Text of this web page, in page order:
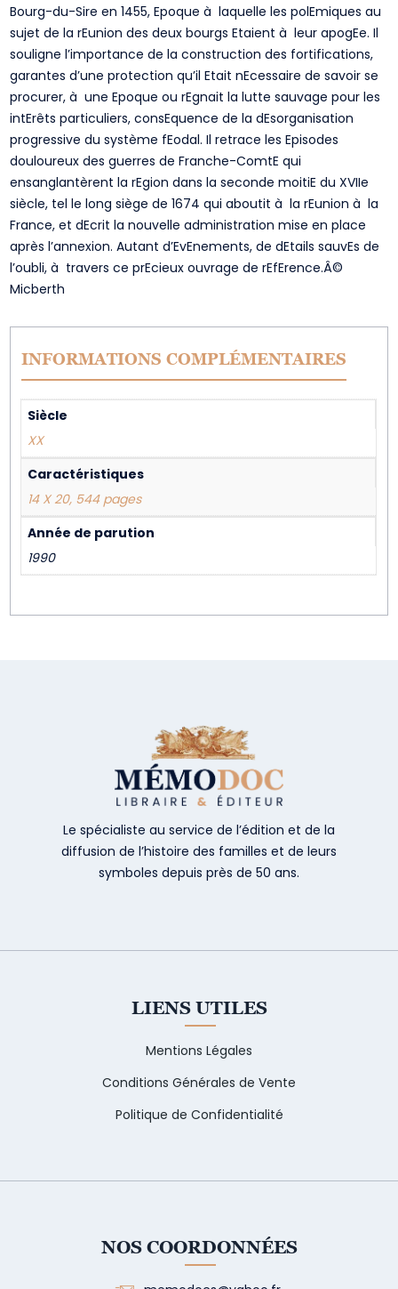
Bourg-du-Sire en 1455, Epoque à laquelle les polEmiques au
sujet de la rEunion des deux bourgs Etaient à leur apogEe. Il
souligne l’importance de la construction des fortifications,
garantes d’une protection qu’il Etait nEcessaire de savoir se
procurer, à une Epoque ou rEgnait la lutte sauvage pour les
intErêts particuliers, consEquence de la dEsorganisation
progressive du système fEodal. Il retrace les Episodes
douloureux des guerres de Franche-ComtE qui
ensanglantèrent la rEgion dans la seconde moitiE du XVIIe
siècle, tel le long siège de 1674 qui aboutit à la rEunion à la
France, et dEcrit la nouvelle administration mise en place
après l’annexion. Autant d’EvEnements, de dEtails sauvEs de
l’oubli, à travers ce prEcieux ouvrage de rEfErence.Â©
Micberth
INFORMATIONS COMPLÉMENTAIRES
Siècle
XX
Caractéristiques
14 X 20, 544 pages
Année de parution
1990
Le spécialiste au service de l’édition et de la
diffusion de l’histoire des familles et de leurs
symboles depuis près de 50 ans.
LIENS UTILES
Mentions Légales
Conditions Générales de Vente
Politique de Confidentialité
NOS COORDONNÉES